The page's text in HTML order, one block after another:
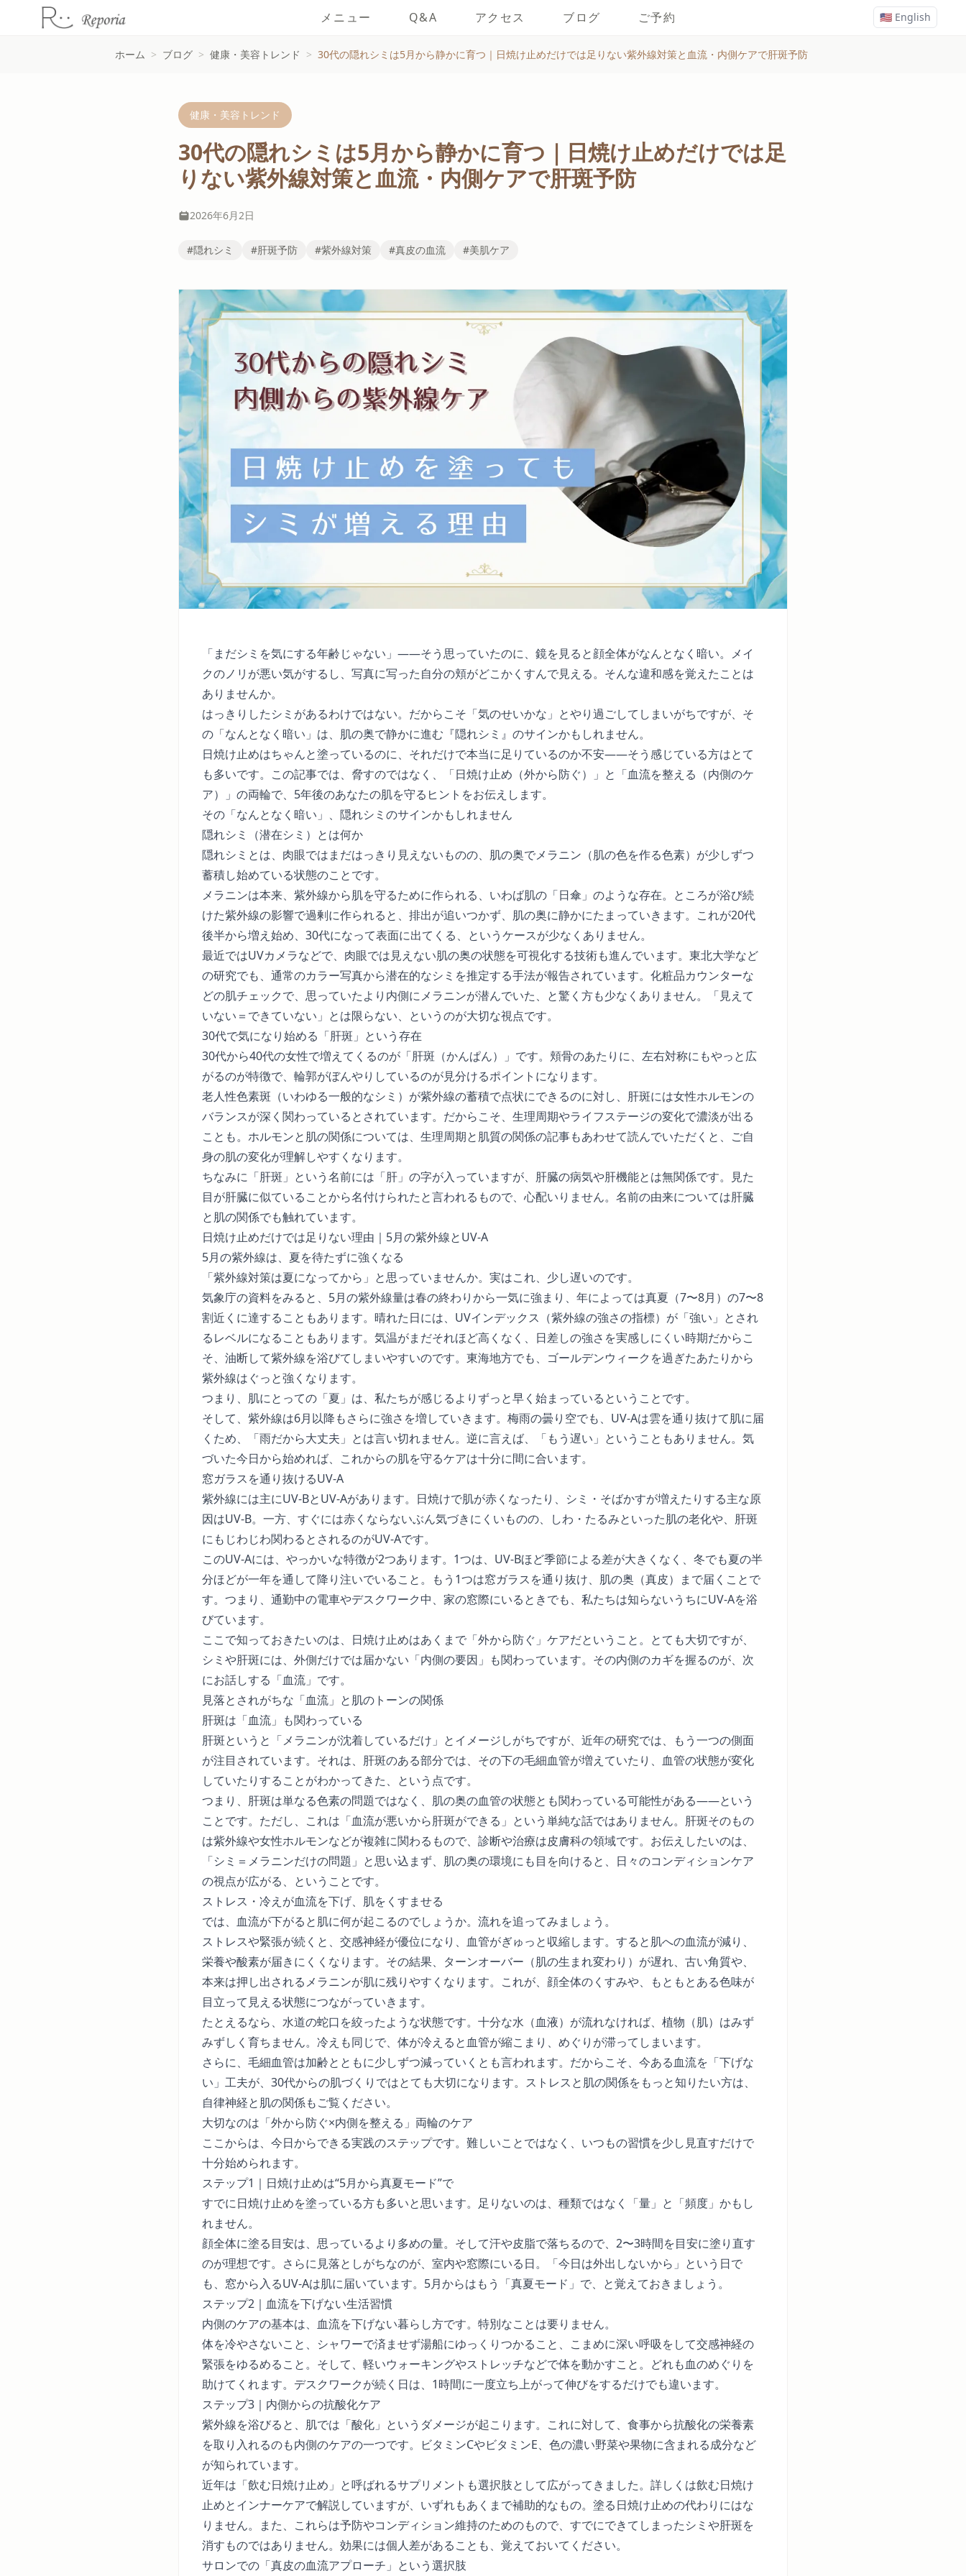
🇺🇸 English
メニュー Q&A アクセス ブログ ご予約
ホーム > ブログ > 健康・美容トレンド > 30代の隠れシミは5月から静かに育つ｜日焼け止めだけでは足りない紫外線対策と血流・内側ケアで肝斑予防
健康・美容トレンド
30代の隠れシミは5月から静かに育つ｜日焼け止めだけでは足
りない紫外線対策と血流・内側ケアで肝斑予防
2026年6月2日
#隠れシミ #肝斑予防 #紫外線対策 #真皮の血流 #美肌ケア
「まだシミを気にする年齢じゃない」——そう思っていたのに、鏡を見ると顔全体がなんとなく暗い。メイ
クのノリが悪い気がするし、写真に写った自分の頬がどこかくすんで見える。そんな違和感を覚えたことは
ありませんか。
はっきりしたシミがあるわけではない。だからこそ「気のせいかな」とやり過ごしてしまいがちですが、そ
の「なんとなく暗い」は、肌の奥で静かに進む『隠れシミ』のサインかもしれません。
日焼け止めはちゃんと塗っているのに、それだけで本当に足りているのか不安——そう感じている方はとて
も多いです。この記事では、脅すのではなく、「日焼け止め（外から防ぐ）」と「血流を整える（内側のケ
ア）」の両輪で、5年後のあなたの肌を守るヒントをお伝えします。
その「なんとなく暗い」、隠れシミのサインかもしれません
隠れシミ（潜在シミ）とは何か
隠れシミとは、肉眼ではまだはっきり見えないものの、肌の奥でメラニン（肌の色を作る色素）が少しずつ
蓄積し始めている状態のことです。
メラニンは本来、紫外線から肌を守るために作られる、いわば肌の「日傘」のような存在。ところが浴び続
けた紫外線の影響で過剰に作られると、排出が追いつかず、肌の奥に静かにたまっていきます。これが20代
後半から増え始め、30代になって表面に出てくる、というケースが少なくありません。
最近ではUVカメラなどで、肉眼では見えない肌の奥の状態を可視化する技術も進んでいます。東北大学など
の研究でも、通常のカラー写真から潜在的なシミを推定する手法が報告されています。化粧品カウンターな
どの肌チェックで、思っていたより内側にメラニンが潜んでいた、と驚く方も少なくありません。「見えて
いない＝できていない」とは限らない、というのが大切な視点です。
30代で気になり始める「肝斑」という存在
30代から40代の女性で増えてくるのが「肝斑（かんぱん）」です。頬骨のあたりに、左右対称にもやっと広
がるのが特徴で、輪郭がぼんやりしているのが見分けるポイントになります。
老人性色素斑（いわゆる一般的なシミ）が紫外線の蓄積で点状にできるのに対し、肝斑には女性ホルモンの
バランスが深く関わっているとされています。だからこそ、生理周期やライフステージの変化で濃淡が出る
ことも。ホルモンと肌の関係については、 生理周期と肌質の関係の記事もあわせて読んでいただくと、ご自
身の肌の変化が理解しやすくなります。
ちなみに「肝斑」という名前には「肝」の字が入っていますが、肝臓の病気や肝機能とは無関係です。見た
目が肝臓に似ていることから名付けられたと言われるもので、心配いりません。名前の由来については肝臓
と肌の関係でも触れています。
日焼け止めだけでは足りない理由｜5月の紫外線とUV-A
5月の紫外線は、夏を待たずに強くなる
「紫外線対策は夏になってから」と思っていませんか。実はこれ、少し遅いのです。
気象庁の資料をみると、5月の紫外線量は春の終わりから一気に強まり、年によっては真夏（7〜8月）の7〜8
割近くに達することもあります。晴れた日には、UVインデックス（紫外線の強さの指標）が「強い」とされ
るレベルになることもあります。気温がまだそれほど高くなく、日差しの強さを実感しにくい時期だからこ
そ、油断して紫外線を浴びてしまいやすいのです。東海地方でも、ゴールデンウィークを過ぎたあたりから
紫外線はぐっと強くなります。
つまり、肌にとっての「夏」は、私たちが感じるよりずっと早く始まっているということです。
そして、紫外線は6月以降もさらに強さを増していきます。梅雨の曇り空でも、UV-Aは雲を通り抜けて肌に届
くため、「雨だから大丈夫」とは言い切れません。逆に言えば、「もう遅い」ということもありません。気
づいた今日から始めれば、これからの肌を守るケアは十分に間に合います。
窓ガラスを通り抜けるUV-A
紫外線には主にUV-BとUV-Aがあります。日焼けで肌が赤くなったり、シミ・そばかすが増えたりする主な原
因はUV-B。一方、すぐには赤くならないぶん気づきにくいものの、しわ・たるみといった肌の老化や、肝斑
にもじわじわ関わるとされるのがUV-Aです。
このUV-Aには、やっかいな特徴が2つあります。1つは、UV-Bほど季節による差が大きくなく、冬でも夏の半
分ほどが一年を通して降り注いでいること。もう1つは窓ガラスを通り抜け、肌の奥（真皮）まで届くことで
す。つまり、通勤中の電車やデスクワーク中、家の窓際にいるときでも、私たちは知らないうちにUV-Aを浴
びています。
ここで知っておきたいのは、日焼け止めはあくまで「外から防ぐ」ケアだということ。とても大切ですが、
シミや肝斑には、外側だけでは届かない「内側の要因」も関わっています。その内側のカギを握るのが、次
にお話しする「血流」です。
見落とされがちな「血流」と肌のトーンの関係
肝斑は「血流」も関わっている
肝斑というと「メラニンが沈着しているだけ」とイメージしがちですが、近年の研究では、もう一つの側面
が注目されています。それは、肝斑のある部分では、その下の毛細血管が増えていたり、血管の状態が変化
していたりすることがわかってきた、という点です。
つまり、肝斑は単なる色素の問題ではなく、肌の奥の血管の状態とも関わっている可能性がある——という
ことです。ただし、これは「血流が悪いから肝斑ができる」という単純な話ではありません。肝斑そのもの
は紫外線や女性ホルモンなどが複雑に関わるもので、診断や治療は皮膚科の領域です。お伝えしたいのは、
「シミ＝メラニンだけの問題」と思い込まず、肌の奥の環境にも目を向けると、日々のコンディションケア
の視点が広がる、ということです。
ストレス・冷えが血流を下げ、肌をくすませる
では、血流が下がると肌に何が起こるのでしょうか。流れを追ってみましょう。
ストレスや緊張が続くと、交感神経が優位になり、血管がぎゅっと収縮します。すると肌への血流が減り、
栄養や酸素が届きにくくなります。その結果、ターンオーバー（肌の生まれ変わり）が遅れ、古い角質や、
本来は押し出されるメラニンが肌に残りやすくなります。これが、顔全体のくすみや、もともとある色味が
目立って見える状態につながっていきます。
たとえるなら、水道の蛇口を絞ったような状態です。十分な水（血液）が流れなければ、植物（肌）はみず
みずしく育ちません。冷えも同じで、体が冷えると血管が縮こまり、めぐりが滞ってしまいます。
さらに、毛細血管は加齢とともに少しずつ減っていくとも言われます。だからこそ、今ある血流を「下げな
い」工夫が、30代からの肌づくりではとても大切になります。ストレスと肌の関係をもっと知りたい方は、
自律神経と肌の関係もご覧ください。
大切なのは「外から防ぐ×内側を整える」両輪のケア
ここからは、今日からできる実践のステップです。難しいことではなく、いつもの習慣を少し見直すだけで
十分始められます。
ステップ1｜日焼け止めは“5月から真夏モード”で
すでに日焼け止めを塗っている方も多いと思います。足りないのは、種類ではなく「量」と「頻度」かもし
れません。
顔全体に塗る目安は、思っているより多めの量。そして汗や皮脂で落ちるので、2〜3時間を目安に塗り直す
のが理想です。さらに見落としがちなのが、室内や窓際にいる日。「今日は外出しないから」という日で
も、窓から入るUV-Aは肌に届いています。5月からはもう「真夏モード」で、と覚えておきましょう。
ステップ2｜血流を下げない生活習慣
内側のケアの基本は、血流を下げない暮らし方です。特別なことは要りません。
体を冷やさないこと、シャワーで済ませず湯船にゆっくりつかること、こまめに深い呼吸をして交感神経の
緊張をゆるめること。そして、軽いウォーキングやストレッチなどで体を動かすこと。どれも血のめぐりを
助けてくれます。デスクワークが続く日は、1時間に一度立ち上がって伸びをするだけでも違います。
ステップ3｜内側からの抗酸化ケア
紫外線を浴びると、肌では「酸化」というダメージが起こります。これに対して、食事から抗酸化の栄養素
を取り入れるのも内側のケアの一つです。ビタミンCやビタミンE、色の濃い野菜や果物に含まれる成分など
が知られています。
近年は「飲む日焼け止め」と呼ばれるサプリメントも選択肢として広がってきました。詳しくは飲む日焼け
止めとインナーケアで解説していますが、いずれもあくまで補助的なもの。塗る日焼け止めの代わりにはな
りません。また、これらは予防やコンディション維持のためのもので、すでにできてしまったシミや肝斑を
消すものではありません。効果には個人差があることも、覚えておいてください。
サロンでの「真皮の血流アプローチ」という選択肢